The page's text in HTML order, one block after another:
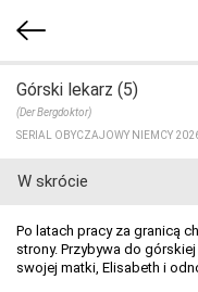
Górski lekarz (5)
(Der Bergdoktor)
SERIAL OBYCZAJOWY NIEMCY
W skrócie
Po latach pracy za granicą
strony. Przybywa do
swojej matki, Elisabeth i